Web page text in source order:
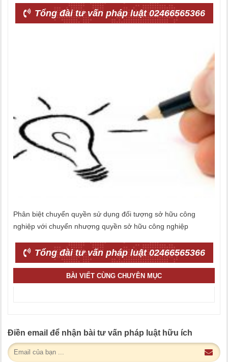
Tổng đài tư vấn pháp luật 02466565366
Phân biệt chuyển quyền sử dụng đối tượng sở hữu công
nghiệp với chuyển nhượng quyền sở hữu công nghiệp
Tổng đài tư vấn pháp luật 02466565366
BÀI VIẾT CÙNG CHUYÊN MỤC
Điền email để nhận bài tư vấn pháp luật hữu ích